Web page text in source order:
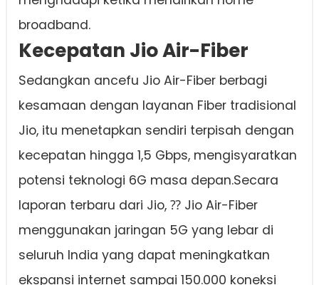
broadband.
Kecepatan Jio Air-Fiber
Sedangkan ancefu Jio Air-Fiber berbagi
kesamaan dengan layanan Fiber tradisional
Jio, itu menetapkan sendiri terpisah dengan
kecepatan hingga 1,5 Gbps, mengisyaratkan
potensi teknologi 6G masa depan.Secara
laporan terbaru dari Jio, ⁇ Jio Air-Fiber
menggunakan jaringan 5G yang lebar di
seluruh India yang dapat meningkatkan
ekspansi internet sampai 150.000 koneksi